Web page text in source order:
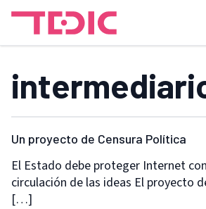
Un proyecto de Censura Política
El Estado debe proteger Internet
circulación de las ideas El proyecto
[…]